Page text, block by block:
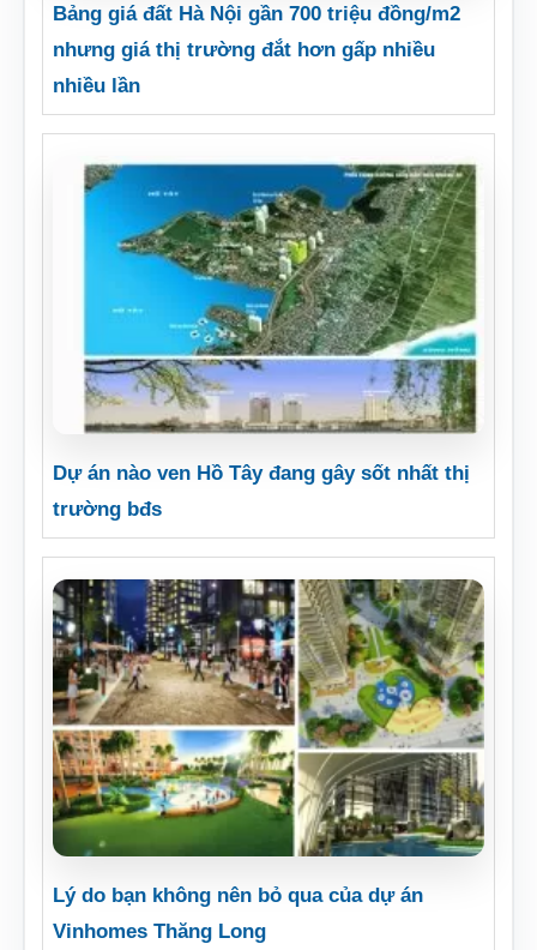
Bảng giá đất Hà Nội gần 700 triệu đồng/m2
nhưng giá thị trường đắt hơn gấp nhiều
nhiều lần
Dự án nào ven Hồ Tây đang gây sốt nhất thị
trường bđs
Lý do bạn không nên bỏ qua của dự án
Vinhomes Thăng Long